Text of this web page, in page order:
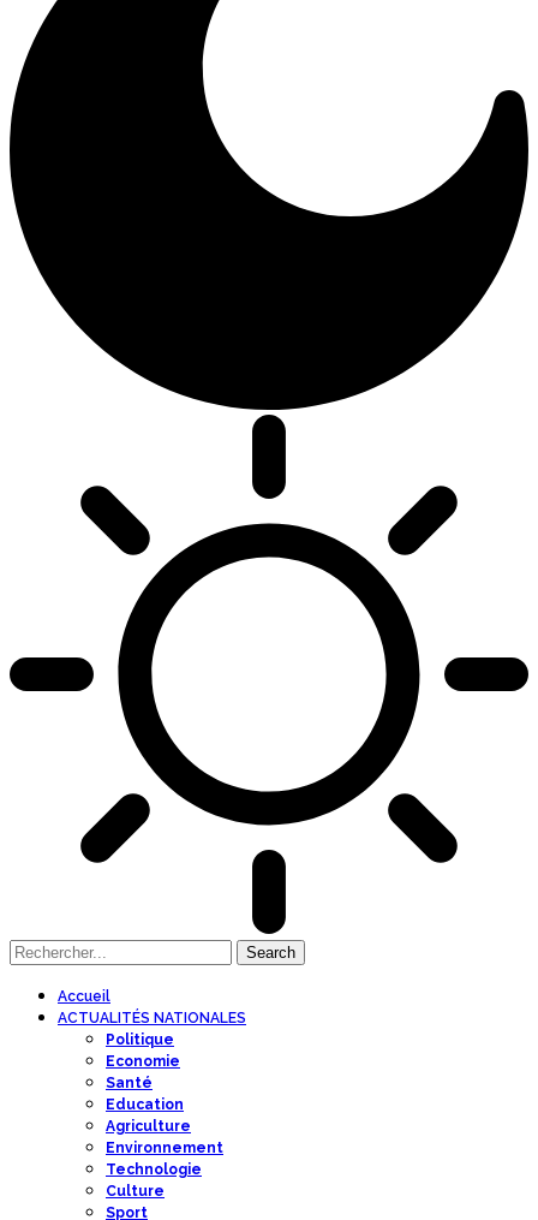
Accueil
ACTUALITÉS NATIONALES
Politique
Economie
Santé
Education
Agriculture
Environnement
Technologie
Culture
Sport